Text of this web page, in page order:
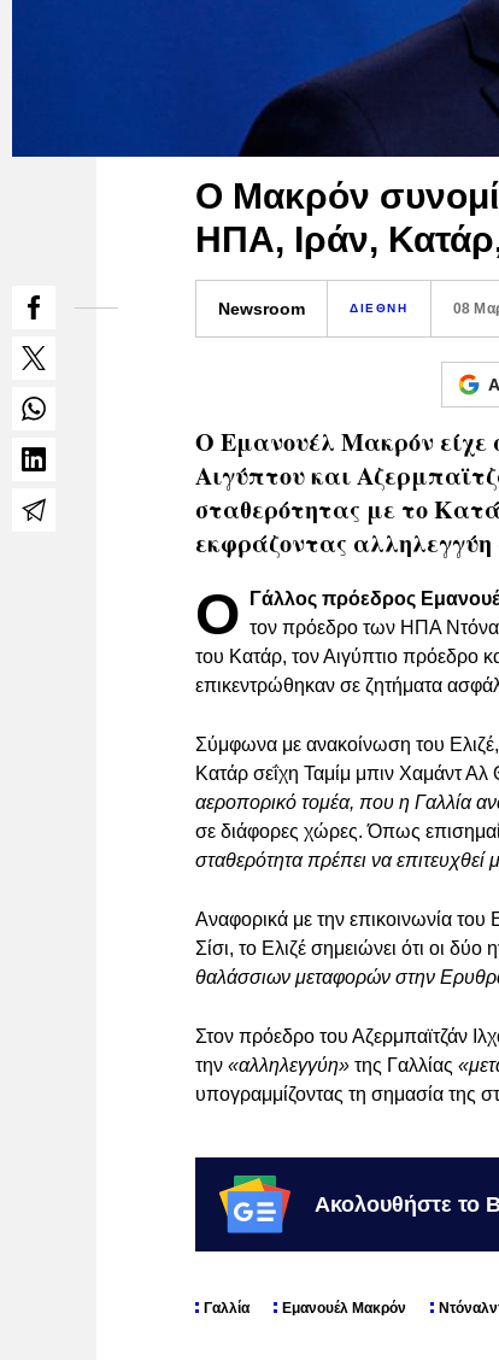
Ο Μακρόν
ΗΠΑ, Ιράν,
Newsroom ΔΙΕΘΝΗ 08
Ο Εμανουέλ Μακρόν είχε
Αιγύπτου και
σταθερότητας με το
εκφράζοντας
Ο Γάλλος πρόεδρος
τον πρόεδρο των ΗΠΑ
του Κατάρ, τον Αιγύπτιο πρόεδρο
επικεντρώθηκαν σε ζητήματα
Σύμφωνα με ανακοίνωση του
Κατάρ σεΐχη Ταμίμ μπιν Χαμάντ
αεροπορικό τομέα, που η Γαλλία
σε διάφορες χώρες. Όπως
σταθερότητα πρέπει να
Αναφορικά με την επικοινωνία
Σίσι, το Ελιζέ σημειώνει ότι οι
θαλάσσιων μεταφορών στην
Στον πρόεδρο του Αζερμπαϊτζάν
την «αλληλεγγύη» της Γαλλίας
υπογραμμίζοντας τη σημασία της
Ακολουθήστε το
Γαλλία Εμανουέλ Μακρόν